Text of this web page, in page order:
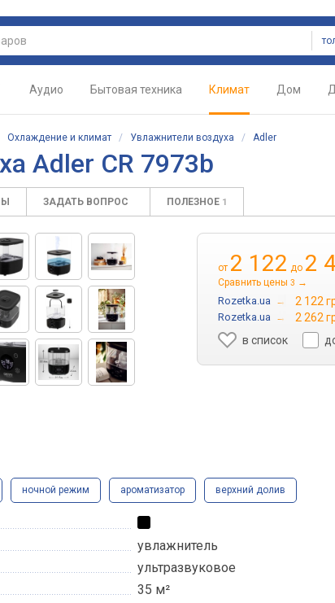
Аудио Бытовая техника Климат Дом
Охлаждение и климат / Увлажнители воздуха / Adler
Adler CR 7973b
ЗАДАТЬ ВОПРОС ПОЛЕЗНОЕ 1
от 2 122 до 2
Сравнить цены 3 →
Rozetka.ua → 2 122
Rozetka.ua →
2 262
в список
ночной режим ароматизатор верхний долив
увлажнитель
ультразвуковое
35 м²